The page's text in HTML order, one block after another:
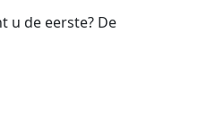
u de eerste? De